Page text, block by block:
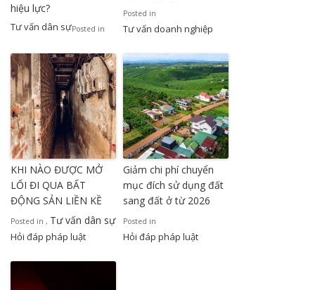
hiệu lực?
Posted in
Tư vấn dân sự
Posted in
Tư vấn doanh nghiệp
KHI NÀO ĐƯỢC MỞ
LỐI ĐI QUA BẤT
ĐỘNG SẢN LIỀN KỀ
Posted in
Hỏi đáp pháp luật
, Tư vấn dân sự
Giảm chi phí chuyển
mục đích sử dụng đất
sang đất ở từ 2026
Posted in
Hỏi đáp pháp luật